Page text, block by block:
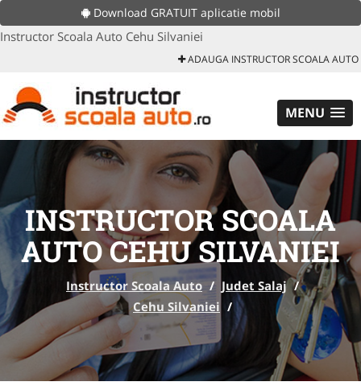
Download GRATUIT aplicatie mobil
Instructor Scoala Auto Cehu Silvaniei
ADAUGA INSTRUCTOR SCOALA AUTO
MENU
INSTRUCTOR SCOALA
AUTO CEHU SILVANIEI
Instructor Scoala Auto / Judet Salaj /
Cehu Silvaniei /